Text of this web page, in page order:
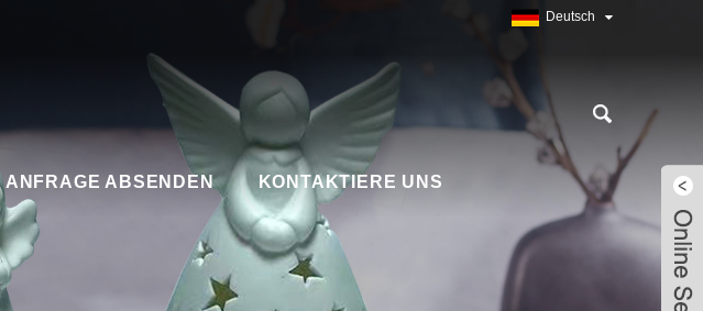
Deutsch
ANFRAGE ABSENDEN KONTAKTIERE UNS